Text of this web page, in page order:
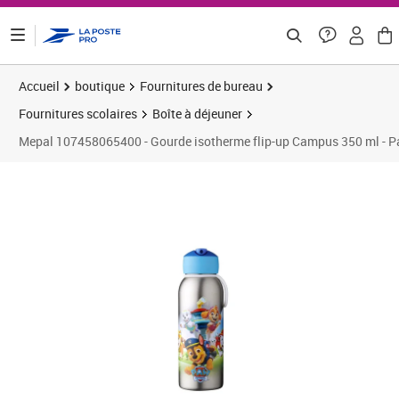
Accueil boutique
Fournitures de bureau
Fournitures scolaires
Boîte à déjeuner
Mepal 107458065400 - Gourde isotherme flip-up Campus 350 ml -